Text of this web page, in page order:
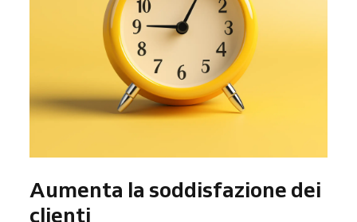
Aumenta la soddisfazione dei
clienti